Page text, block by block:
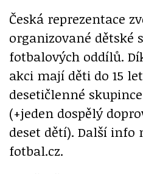
Česká reprezentace
organizované dětské
fotbalových oddílů.
akci mají děti do 15
desetičlenné
(+jeden dospělý
deset dětí). Další info
fotbal.cz.